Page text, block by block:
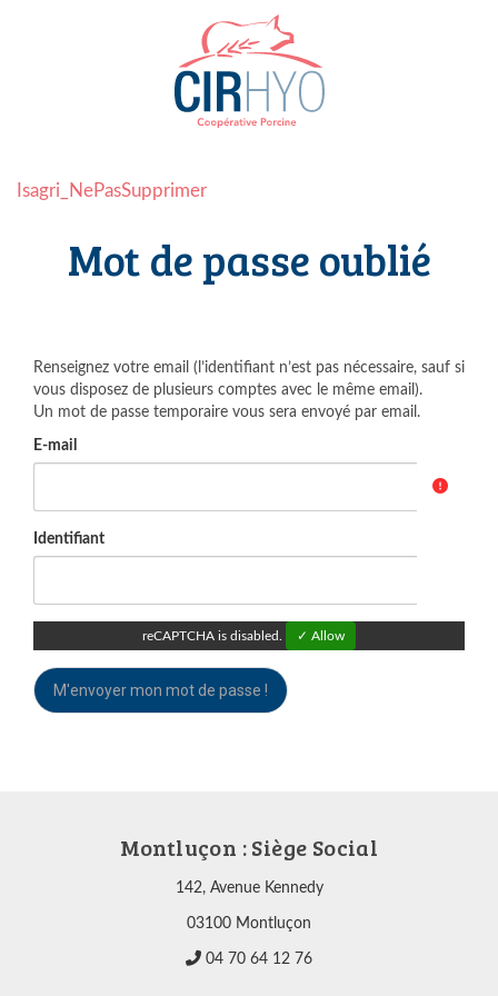
Isagri_NePasSupprimer
Mot de passe oublié
Renseignez votre email (l’identifiant n’est pas nécessaire, sauf si
vous disposez de plusieurs comptes avec le même email).
Un mot de passe temporaire vous sera envoyé par email.
E-mail
Identifiant
reCAPTCHA is disabled. ✓ Allow
M'envoyer mon mot de passe !
Montluçon : Siège Social
142, Avenue Kennedy
03100 Montluçon
04 70 64 12 76